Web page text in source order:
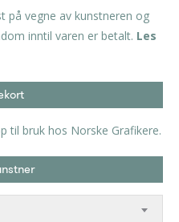
på vegne av kunstneren og
inntil varen er betalt. Les
til bruk hos Norske Grafikere.